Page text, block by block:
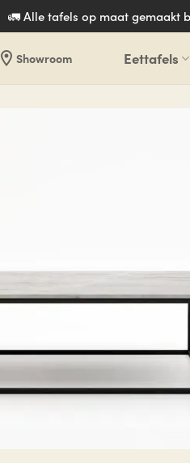
🚛 Alle tafels op maat gemaakt
location_on Showroom Eettafels